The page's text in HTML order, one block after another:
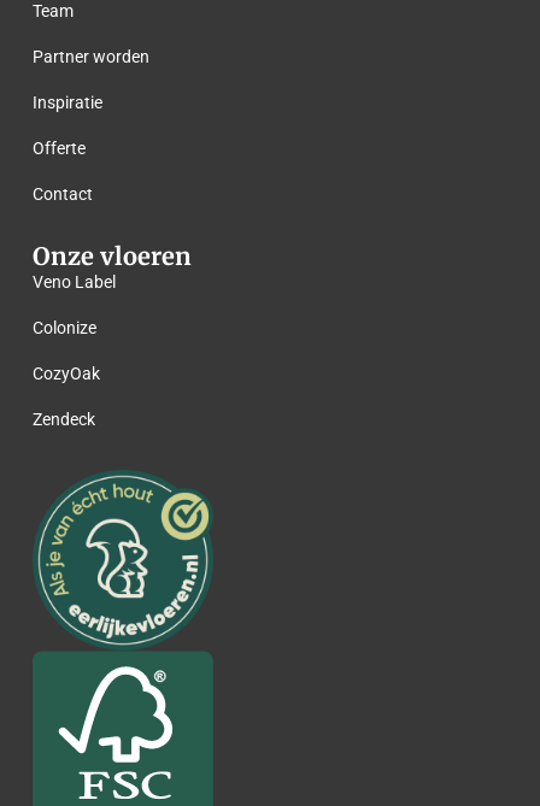
Team
Partner worden
Inspiratie
Offerte
Contact
Onze vloeren
Veno Label
Colonize
CozyOak
Zendeck